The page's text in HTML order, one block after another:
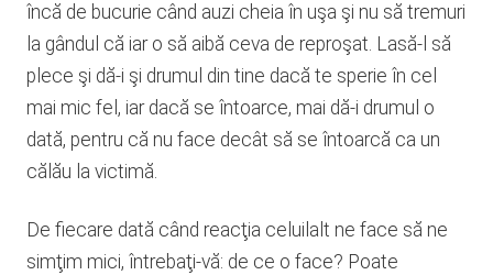
încă de bucurie când auzi cheia în uşa şi nu să tremuri
la gândul că iar o să aibă ceva de reproşat. Lasă-l să
plece şi dă-i şi drumul din tine dacă te sperie în cel
mai mic fel, iar dacă se întoarce, mai dă-i drumul o
dată, pentru că nu face decât să se întoarcă ca un
călău la victimă.
De fiecare dată când reacţia celuilalt ne face să ne
simţim mici, întrebaţi-vă: de ce o face? Poate